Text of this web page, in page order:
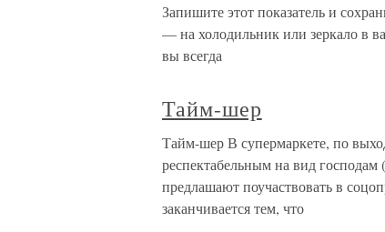
Запишите этот показатель и
— на холодильник или зеркало в
вы всегда
Тайм-шер
Тайм-шер В супермаркете, по
респектабельным на вид
предлашают поучаствовать в
заканчивается тем, что